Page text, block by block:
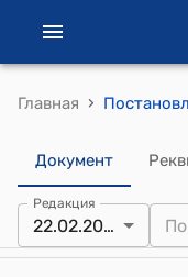
Главная ›
Документ
Редакция
22.02.2022